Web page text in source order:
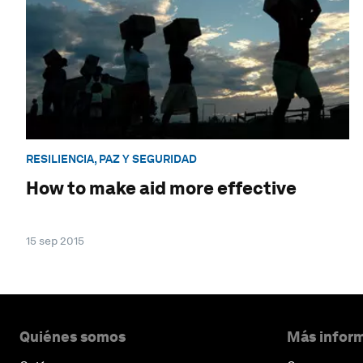
RESILIENCIA, PAZ Y SEGURIDAD
How to make aid more effective
15 sep 2015
Quiénes somos Más